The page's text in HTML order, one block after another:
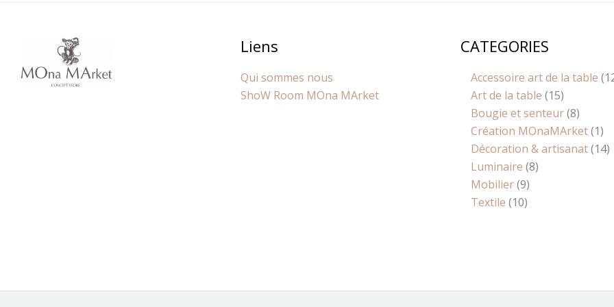
Liens
Qui sommes nous
ShoW Room MOna MArket
CATEGORIES
Accessoire art de la table
Art de la table 15
Bougie et senteur 8
Création MOnaMArket 1
Décoration & artisanat 14
Luminaire 8
8
Mobilier 9
9
Textile 10
10